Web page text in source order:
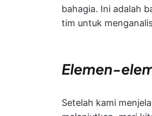
bahagia. Ini adalah
tim untuk
Elemen-
Setelah kami